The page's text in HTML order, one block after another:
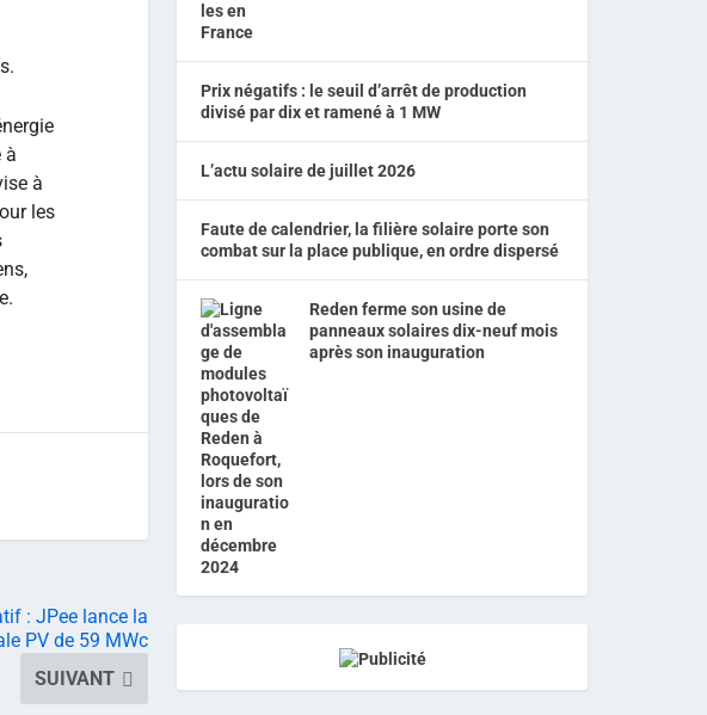
à
à
les
: JPee lance la
PV de 59 MWc
SUIVANT
Prix négatifs : le seuil d’arrêt de production
divisé par dix et ramené à 1 MW
L’actu solaire de juillet 2026
Faute de calendrier, la filière solaire porte son
combat sur la place publique, en ordre dispersé
Reden ferme son usine de
panneaux solaires dix-neuf mois
après son inauguration